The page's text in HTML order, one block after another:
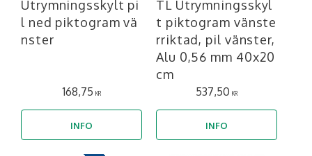
Utrymningsskylt pi
l ned piktogram vä
nster
168,75 KR
INFO
TL Utrymningsskyl
t piktogram vänste
rriktad, pil vänster,
Alu 0,56 mm 40x20
cm
537,50 KR
INFO